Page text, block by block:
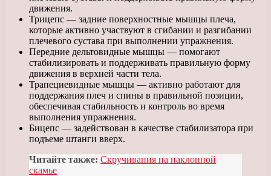
движения.
Трицепс — задние поверхностные мышцы плеча,
которые активно участвуют в сгибании и разгибании
плечевого сустава при выполнении упражнения.
Передние дельтовидные мышцы — помогают
стабилизировать и поддерживать правильную форму
движения в верхней части тела.
Трапециевидные мышцы — активно работают для
поддержания плеч и спины в правильной позиции,
обеспечивая стабильность и контроль во время
выполнения упражнения.
Бицепс — задействован в качестве стабилизатора при
подъеме штанги вверх.
Читайте также: Скручивания на наклонной
скамье